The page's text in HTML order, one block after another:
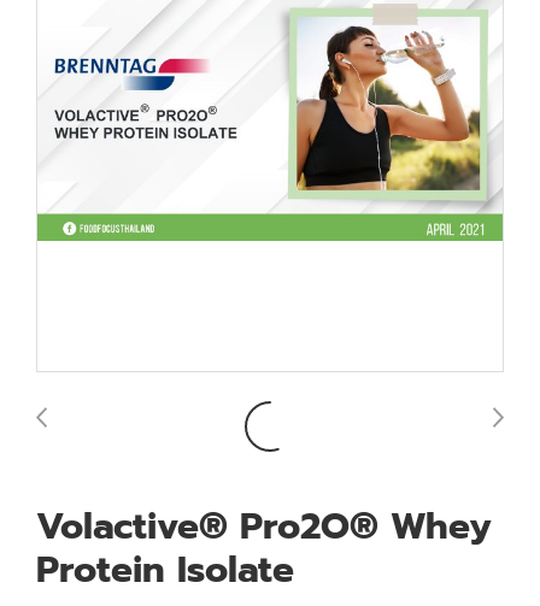
Volactive® Pro2O® Whey
Protein Isolate